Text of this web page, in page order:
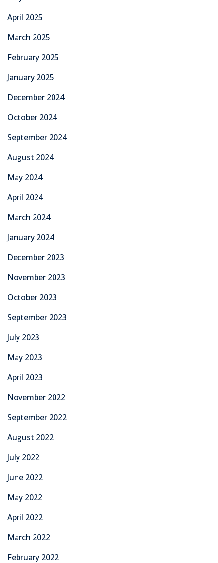
April 2025
March 2025
February 2025
January 2025
December 2024
October 2024
September 2024
August 2024
May 2024
April 2024
March 2024
January 2024
December 2023
November 2023
October 2023
September 2023
July 2023
May 2023
April 2023
November 2022
September 2022
August 2022
July 2022
June 2022
May 2022
April 2022
March 2022
February 2022